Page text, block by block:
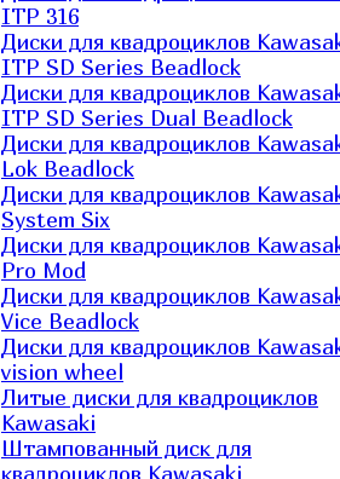
ITP 316
Диски для квадроциклов
ITP SD Series Beadlock
Диски для квадроциклов
ITP SD Series Dual Beadlock
Диски для квадроциклов
Lok Beadlock
Диски для квадроциклов
System Six
Диски для квадроциклов
Pro Mod
Диски для квадроциклов
Vice Beadlock
Диски для квадроциклов
vision wheel
Литые диски для квадроциклов
Kawasaki​
Штампованный диск для
квадроциклов Kawasaki​